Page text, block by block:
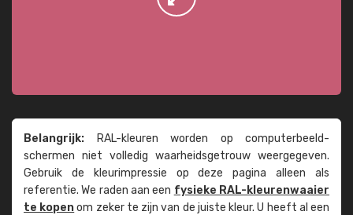
Belangrijk: RAL-kleuren worden op computer­beeld­
schermen niet volledig waarheids­­getrouw weer­gegeven.
Gebruik de kleur­impressie op deze pagina alleen als
referentie. We raden aan een fysieke RAL-kleuren­waaier
te kopenom zeker te zijn van de juiste kleur. U heeft al een